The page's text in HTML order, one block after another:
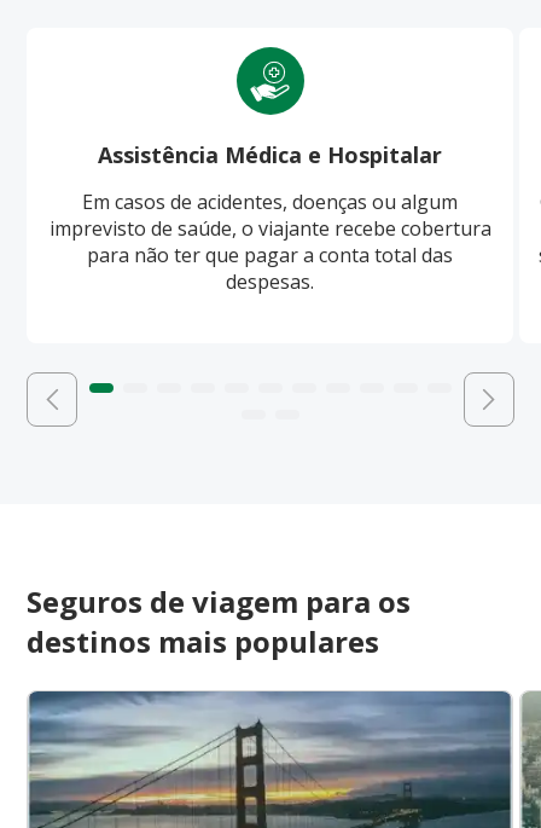
Assistência Médica e Hospitalar
Em casos de acidentes, doenças ou algum
imprevisto de saúde, o viajante recebe cobertura
para não ter que pagar a conta total das
despesas.
Seguros de viagem para os
destinos mais populares